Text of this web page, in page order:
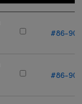
#86-904
#86-906